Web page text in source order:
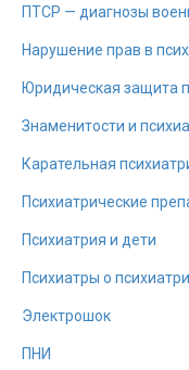
ПТСР — диагнозы
Нарушение прав в
Юридическая защита
Знаменитости и
Карательная
Психиатрические
Психиатрия и дети
Психиатры о
Электрошок
ПНИ